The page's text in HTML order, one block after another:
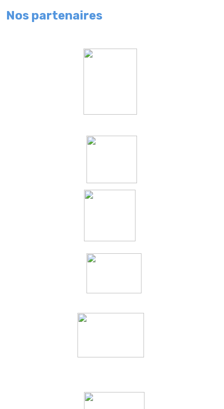
Nos partenaires